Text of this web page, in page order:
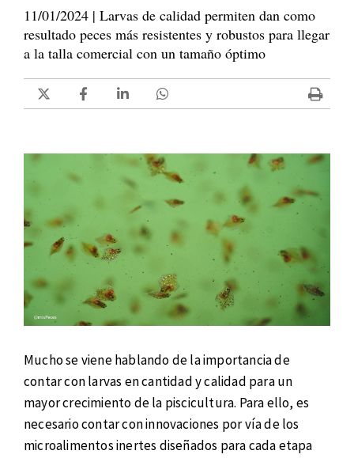
11/01/2024 | Larvas de calidad permiten dan como
resultado peces más resistentes y robustos para llegar
a la talla comercial con un tamaño óptimo
Mucho se viene hablando de la importancia de
contar con larvas en cantidad y calidad para un
mayor crecimiento de la piscicultura. Para ello, es
necesario contar con innovaciones por vía de los
microalimentos inertes diseñados para cada etapa